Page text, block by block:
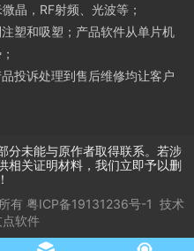
晶，RF射频、光波等；
塑和吸塑；产品软件从单片机
投诉处理到售后维修均让客户
分未能与原作者取得联系。若涉
相关证明材料，我们立即予以删
有 粤ICP备19131236号-1 技术
点软件